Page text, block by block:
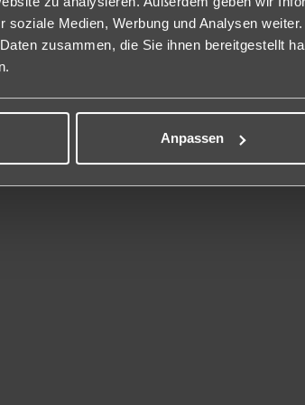
soziale Medien, Werbung und Analysen
zusammen, die Sie ihnen bereitgestellt
Anpassen
"Silver" in den oberen Etagen (diese
und Schlafzimmer und Zugang zu einer
den Reisenden Wasser sowie ein
pro Schlafzimmer in Obergeschoss und 1x
sich in 1. Reihe und sind nur durch die
inkl. Liegestühlen sowie ein kleiner
auf jeder Etage über eine Klimaanlage.
Villen verfügen zusätzlich über eine separate